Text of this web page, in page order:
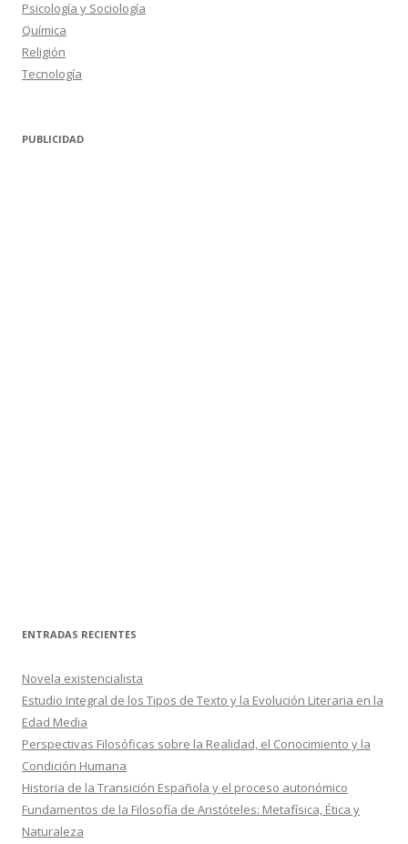
Psicología y Sociología
Química
Religión
Tecnología
PUBLICIDAD
ENTRADAS RECIENTES
Novela existencialista
Estudio Integral de los Tipos de Texto y la Evolución Literaria en la
Edad Media
Perspectivas Filosóficas sobre la Realidad, el Conocimiento y la
Condición Humana
Historia de la Transición Española y el proceso autonómico
Fundamentos de la Filosofía de Aristóteles: Metafísica, Ética y
Naturaleza